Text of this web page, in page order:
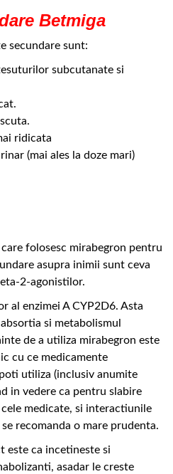
Betmiga
secundare sunt:
subcutanate si
ridicata
(mai ales la doze mari)
folosesc mirabegron pentru
asupra inimii sunt ceva
2-agonistilor.
al enzimei A CYP2D6. Asta
si metabolismul
de a utiliza mirabegron este
cu ce medicamente
utiliza (inclusiv anumite
in vedere ca pentru slabire
medicate, si interactiunile
recomanda o mare prudenta.
este ca incetineste si
asadar le creste